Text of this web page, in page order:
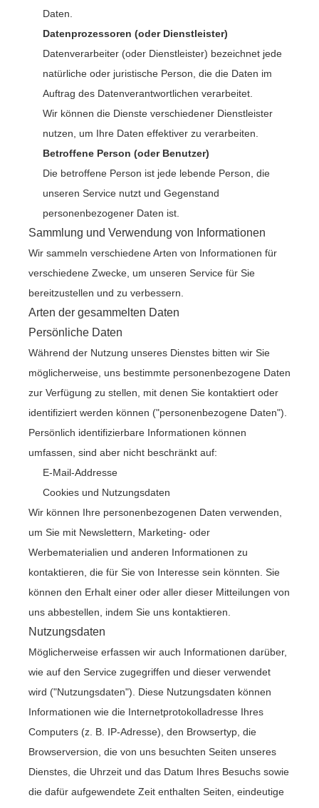
Daten.
Datenprozessoren (oder Dienstleister)
Datenverarbeiter (oder Dienstleister) bezeichnet jede
natürliche oder juristische Person, die die Daten im
Auftrag des Datenverantwortlichen verarbeitet.
Wir können die Dienste verschiedener Dienstleister
nutzen, um Ihre Daten effektiver zu verarbeiten.
Betroffene Person (oder Benutzer)
Die betroffene Person ist jede lebende Person, die
unseren Service nutzt und Gegenstand
personenbezogener Daten ist.
Sammlung und Verwendung von Informationen
Wir sammeln verschiedene Arten von Informationen für
verschiedene Zwecke, um unseren Service für Sie
bereitzustellen und zu verbessern.
Arten der gesammelten Daten
Persönliche Daten
Während der Nutzung unseres Dienstes bitten wir Sie
möglicherweise, uns bestimmte personenbezogene Daten
zur Verfügung zu stellen, mit denen Sie kontaktiert oder
identifiziert werden können ("personenbezogene Daten").
Persönlich identifizierbare Informationen können
umfassen, sind aber nicht beschränkt auf:
E-Mail-Addresse
Cookies und Nutzungsdaten
Wir können Ihre personenbezogenen Daten verwenden,
um Sie mit Newslettern, Marketing- oder
Werbematerialien und anderen Informationen zu
kontaktieren, die für Sie von Interesse sein könnten. Sie
können den Erhalt einer oder aller dieser Mitteilungen von
uns abbestellen, indem Sie uns kontaktieren.
Nutzungsdaten
Möglicherweise erfassen wir auch Informationen darüber,
wie auf den Service zugegriffen und dieser verwendet
wird ("Nutzungsdaten"). Diese Nutzungsdaten können
Informationen wie die Internetprotokolladresse Ihres
Computers (z. B. IP-Adresse), den Browsertyp, die
Browserversion, die von uns besuchten Seiten unseres
Dienstes, die Uhrzeit und das Datum Ihres Besuchs sowie
die dafür aufgewendete Zeit enthalten Seiten, eindeutige